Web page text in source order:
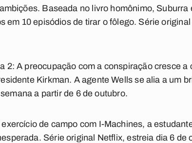
Baseada no livro homônimo, Suburra
em 10 episódios de tirar o fôlego. Série
2: A preocupação com a conspiração cresce a
Kirkman. A agente Wells se alia a um
a partir de 6 de outubro.
de campo com I-Machines, a
Série original Netflix, estreia dia 6 de